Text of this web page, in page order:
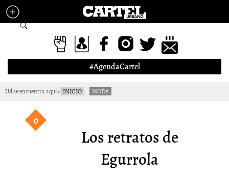
Pasar al contenido principal
Formulario de búsqueda
#AgendaCartel
Ud se encuentra aquí INICIO MODA
o
Los retratos de
Egurrola